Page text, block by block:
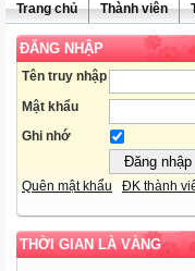
Trang chủ Thành viên
ĐĂNG NHẬP
Tên truy nhập
Mật khẩu
Ghi nhớ
Quên mật khẩu ĐK thành
THỜI GIAN LÀ VÀNG